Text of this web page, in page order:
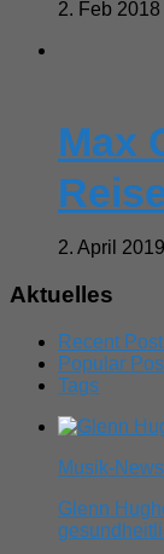
2. Feb 2018
Max
2. April 2019
Aktuelles
Recent
Popular
Tags
Musik-News
Glenn